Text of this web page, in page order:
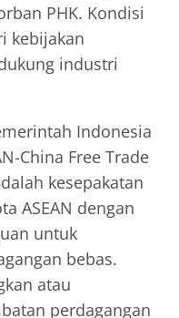
PHK. Kondisi
kebijakan
industri
Indonesia
China Free Trade
kesepakatan
ASEAN dengan
untuk
bebas.
atau
perdagangan